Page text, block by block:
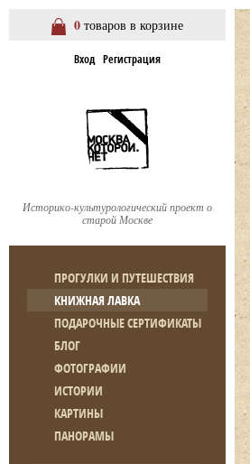
0 товаров в корзине
Вход Регистрация
Историко-культурологический проект о
старой Москве
ПРОГУЛКИ И ПУТЕШЕСТВИЯ
КНИЖНАЯ ЛАВКА
ПОДАРОЧНЫЕ СЕРТИФИКАТЫ
БЛОГ
ФОТОГРАФИИ
ИСТОРИИ
КАРТИНЫ
ПАНОРАМЫ